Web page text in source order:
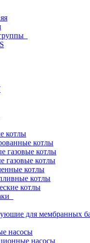
котлы
котлы
газовые котлы
газовые котлы
котлы
котлы
котлы
для мембранных
насосы
насосы